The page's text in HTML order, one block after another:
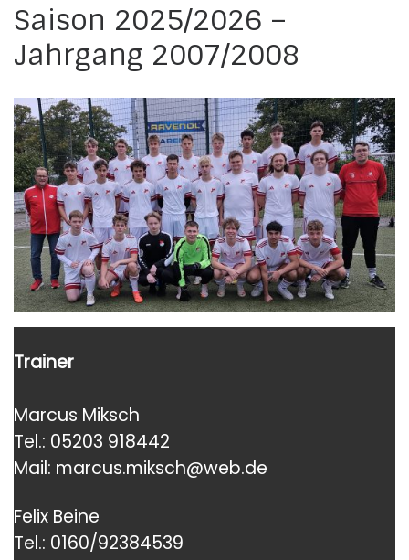
Saison 2025/2026 –
Jahrgang 2007/2008
Trainer
Marcus Miksch
Tel.: 05203 918442
Mail: marcus.miksch@web.de
Felix Beine
Tel.: 0160/92384539